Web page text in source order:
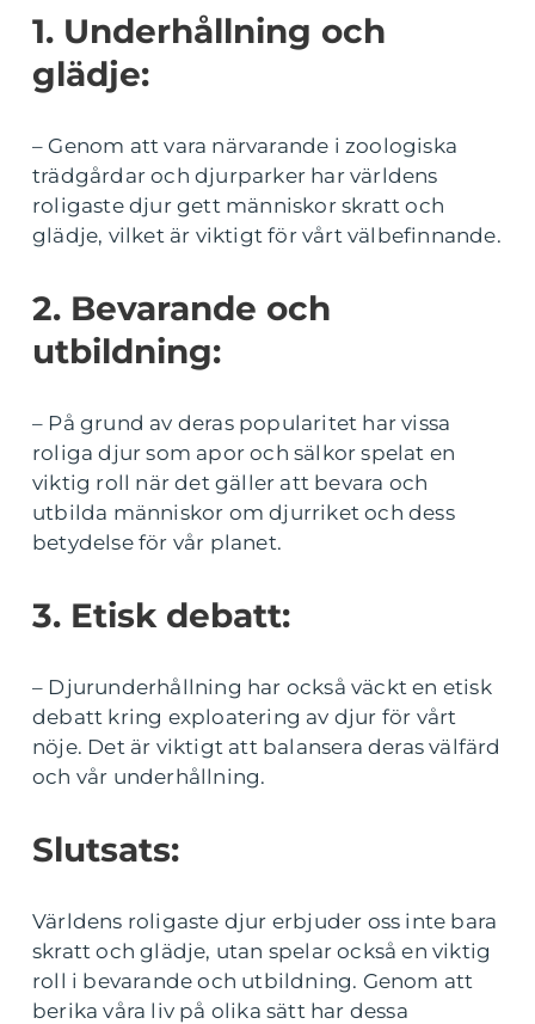
1. Underhållning och
glädje:
– Genom att vara närvarande i zoologiska
trädgårdar och djurparker har världens
roligaste djur gett människor skratt och
glädje, vilket är viktigt för vårt välbefinnande.
2. Bevarande och
utbildning:
– På grund av deras popularitet har vissa
roliga djur som apor och sälkor spelat en
viktig roll när det gäller att bevara och
utbilda människor om djurriket och dess
betydelse för vår planet.
3. Etisk debatt:
– Djurunderhållning har också väckt en etisk
debatt kring exploatering av djur för vårt
nöje. Det är viktigt att balansera deras välfärd
och vår underhållning.
Slutsats:
Världens roligaste djur erbjuder oss inte bara
skratt och glädje, utan spelar också en viktig
roll i bevarande och utbildning. Genom att
berika våra liv på olika sätt har dessa